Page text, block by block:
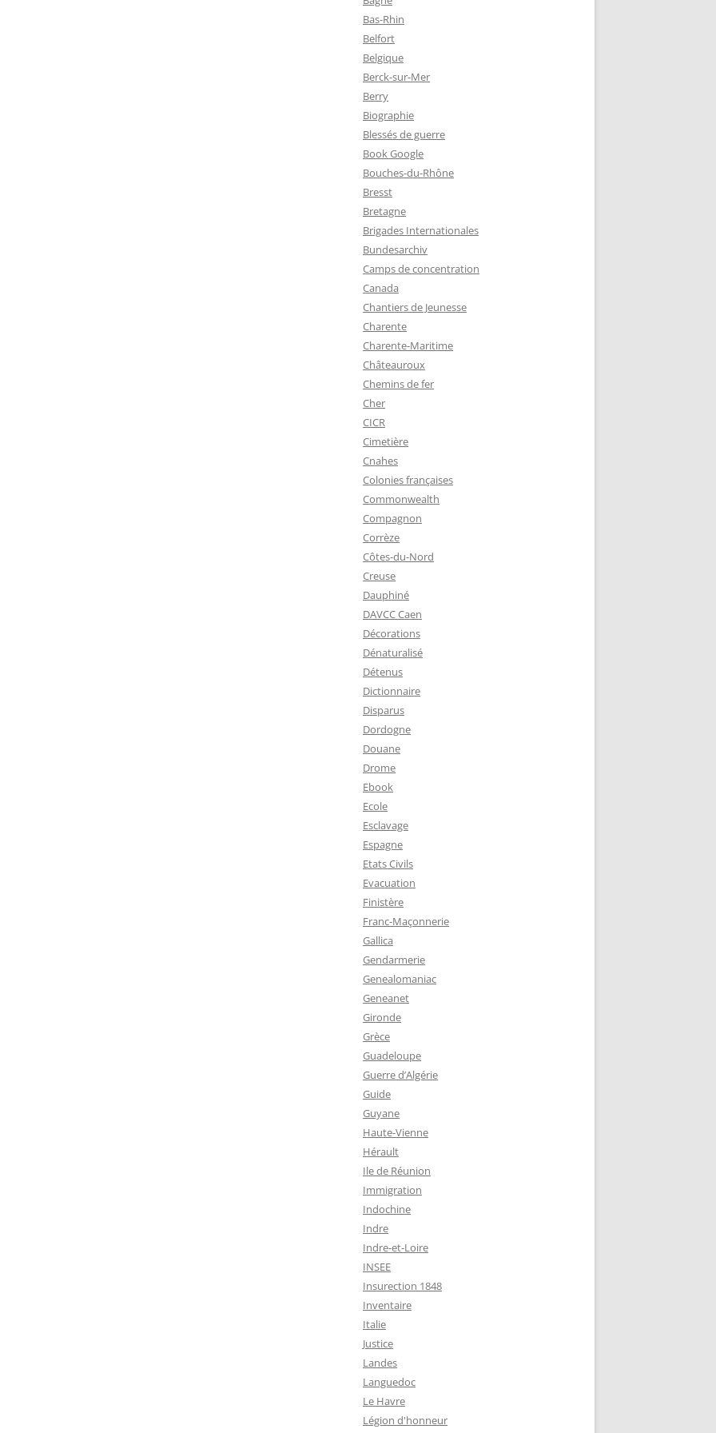
LES MOUTIERS-EN-RETZ – PLAQUE
DE SÉPULTURE DES FRÈRES
LES MOUTIERS-EN-RETZ :
L’ENSEIGNE DE VAISSEAU LEROUX
Bas-Rhin
Belfort
Belgique
Berck-sur-Mer
Berry
Biographie
Blessés de guerre
Book Google
Bouches-du-Rhône
Bresst
Bretagne
Brigades Internationales
Bundesarchiv
Camps de concentration
Canada
Chantiers de Jeunesse
Charente
Charente-Maritime
Châteauroux
Chemins de fer
Cher
CICR
Cimetière
Cnahes
Colonies françaises
Commonwealth
Compagnon
Corrèze
Côtes-du-Nord
Creuse
Dauphiné
DAVCC Caen
Décorations
Dénaturalisé
Détenus
Dictionnaire
Disparus
Dordogne
Douane
Drome
Ebook
Ecole
Esclavage
Espagne
Etats Civils
Evacuation
Finistère
Franc-Maçonnerie
Gallica
Gendarmerie
Genealomaniac
Geneanet
Gironde
Grèce
Guadeloupe
Guerre d’Algérie
Guide
Guyane
Haute-Vienne
Hérault
Ile de Réunion
Immigration
Indochine
Indre
Indre-et-Loire
INSEE
Insurection 1848
Inventaire
Italie
Justice
Landes
Languedoc
Le Havre
Légion d'honneur